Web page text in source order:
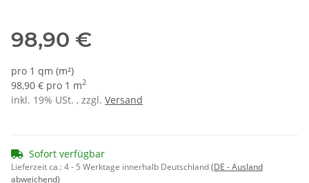
98,90 €
pro 1 qm (m²)
98,90 € pro 1 m2
inkl. 19% USt. , zzgl. Versand
Sofort verfügbar
Lieferzeit ca.:4 - 5 Werktage innerhalb Deutschland(DE - Ausland
abweichend)